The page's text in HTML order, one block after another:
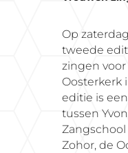
Op
tweede
zingen voor
Oosterkerk
editie is
tussen
Zohor, de